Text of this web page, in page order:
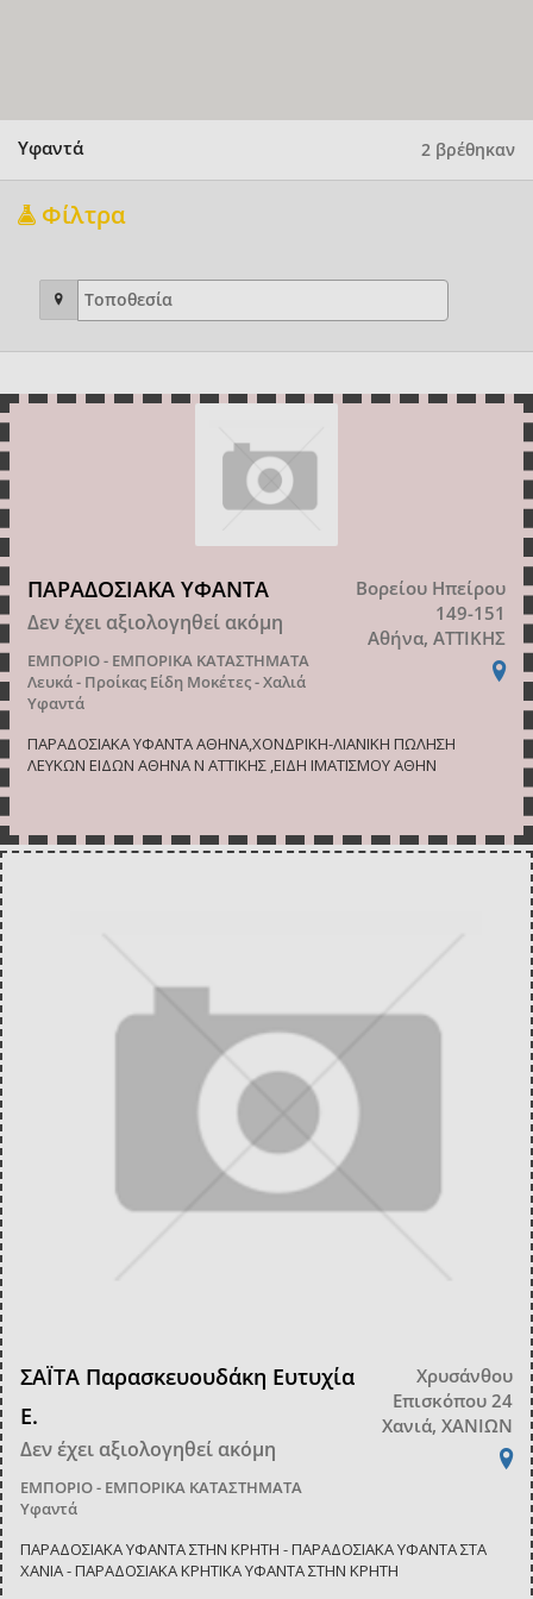
Υφαντά 2 βρέθηκαν
Φίλτρα
ΠΑΡΑΔΟΣΙΑΚΑ ΥΦΑΝΤΑ
Δεν έχει αξιολογηθεί ακόμη
ΕΜΠΟΡΙΟ - ΕΜΠΟΡΙΚΑ ΚΑΤΑΣΤΗΜΑΤΑ
Λευκά - Προίκας Είδη Μοκέτες - Χαλιά
Υφαντά
Βορείου Ηπείρου
149-151
Αθήνα, ΑΤΤΙΚΗΣ
ΠΑΡΑΔΟΣΙΑΚΑ ΥΦΑΝΤΑ ΑΘΗΝΑ,ΧΟΝΔΡΙΚΗ-ΛΙΑΝΙΚΗ ΠΩΛΗΣΗ
ΛΕΥΚΩΝ ΕΙΔΩΝ ΑΘΗΝΑ Ν ΑΤΤΙΚΗΣ ,ΕΙΔΗ ΙΜΑΤΙΣΜΟΥ ΑΘΗΝ
ΣΑΪΤΑ Παρασκευουδάκη Ευτυχία
Ε.
Δεν έχει αξιολογηθεί ακόμη
ΕΜΠΟΡΙΟ - ΕΜΠΟΡΙΚΑ ΚΑΤΑΣΤΗΜΑΤΑ
Υφαντά
Χρυσάνθου
Επισκόπου 24
Χανιά, ΧΑΝΙΩΝ
ΠΑΡΑΔΟΣΙΑΚΑ ΥΦΑΝΤΑ ΣΤΗΝ ΚΡΗΤΗ - ΠΑΡΑΔΟΣΙΑΚΑ ΥΦΑΝΤΑ ΣΤΑ
ΧΑΝΙΑ - ΠΑΡΑΔΟΣΙΑΚΑ ΚΡΗΤΙΚΑ ΥΦΑΝΤΑ ΣΤΗΝ ΚΡΗΤΗ